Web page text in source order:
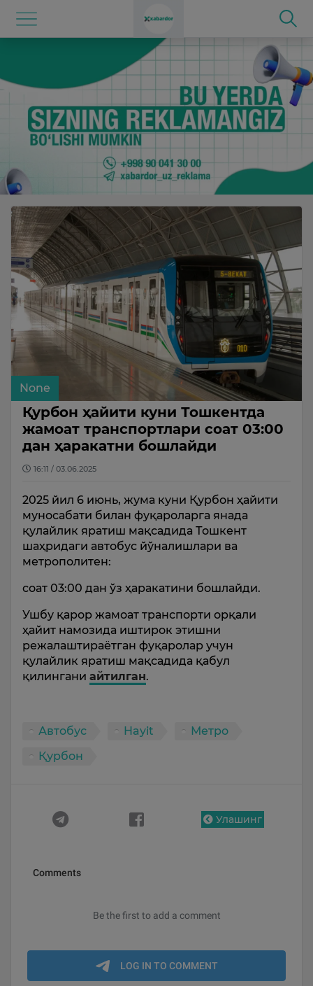
None
Қурбон ҳайити куни Тошкентда
жамоат транспортлари соат 03:00
дан ҳаракатни бошлайди
16:11 / 03.06.2025
2025 йил 6 июнь, жума куни Қурбон ҳайити
муносабати билан фуқароларга янада
қулайлик яратиш мақсадида Тошкент
шаҳридаги автобус йўналишлари ва
метрополитен:
соат 03:00 дан ўз ҳаракатини бошлайди.
Ушбу қарор жамоат транспорти орқали
ҳайит намозида иштирок этишни
режалаштираётган фуқаролар учун
қулайлик яратиш мақсадида қабул
қилингани айтилган.
Автобус Hayit
Метро
Қурбон
Улашинг